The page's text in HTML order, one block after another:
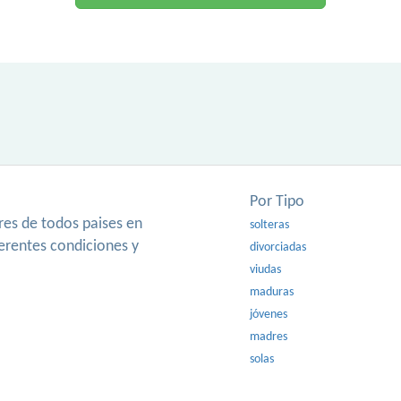
de todos paises en
condiciones y
Por Tipo
solteras
divorciadas
viudas
maduras
jóvenes
madres
solas